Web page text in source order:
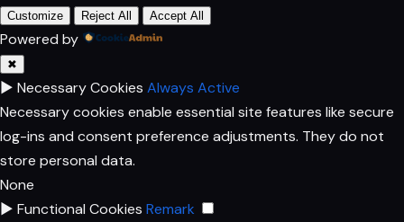
Customize Reject All Accept All
Powered by
✖
► Necessary Cookies Always Active
Necessary cookies enable essential site features like secure
log-ins and consent preference adjustments. They do not
store personal data.
None
► Functional Cookies Remark